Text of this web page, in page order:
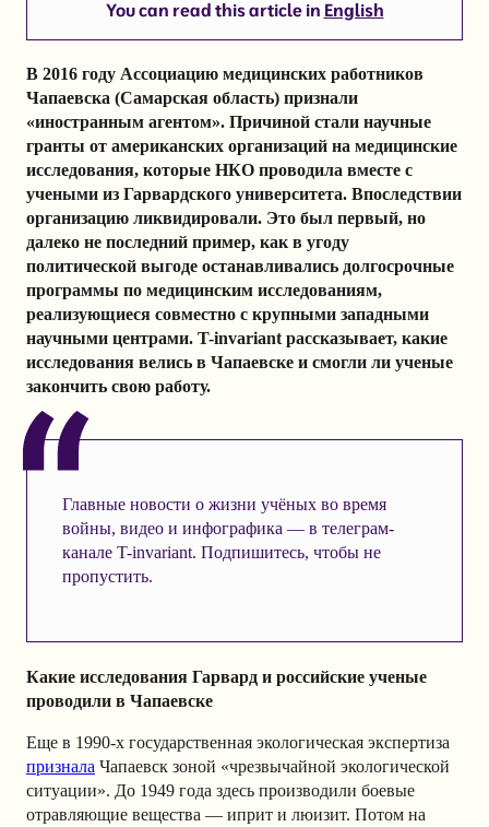
You can read this article in English
В 2016 году Ассоциацию медицинских работников
Чапаевска (Самарская область) признали
«иностранным агентом». Причиной стали научные
гранты от американских организаций на медицинские
исследования, которые НКО проводила вместе с
учеными из Гарвардского университета. Впоследствии
организацию ликвидировали. Это был первый, но
далеко не последний пример, как в угоду
политической выгоде останавливались долгосрочные
программы по медицинским исследованиям,
реализующиеся совместно с крупными западными
научными центрами. T-invariant рассказывает, какие
исследования велись в Чапаевске и смогли ли ученые
закончить свою работу.
Главные новости о жизни учёных во время
войны, видео и инфографика — в телеграм-
канале T-invariant. Подпишитесь, чтобы не
пропустить.
Какие исследования Гарвард и российские ученые
проводили в Чапаевске
Еще в 1990-х государственная экологическая экспертиза
признала Чапаевск зоной «чрезвычайной экологической
ситуации». До 1949 года здесь производили боевые
отравляющие вещества — иприт и люизит. Потом на